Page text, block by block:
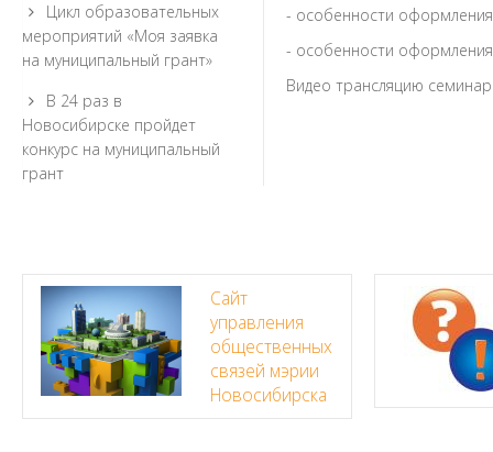
Цикл образовательных
мероприятий «Моя заявка
на муниципальный грант»
В 24 раз в
Новосибирске пройдет
конкурс на муниципальный
грант
- особенности
- особенности
Видео трансляцию
Сайт
управления
общественных
связей мэрии
Новосибирска